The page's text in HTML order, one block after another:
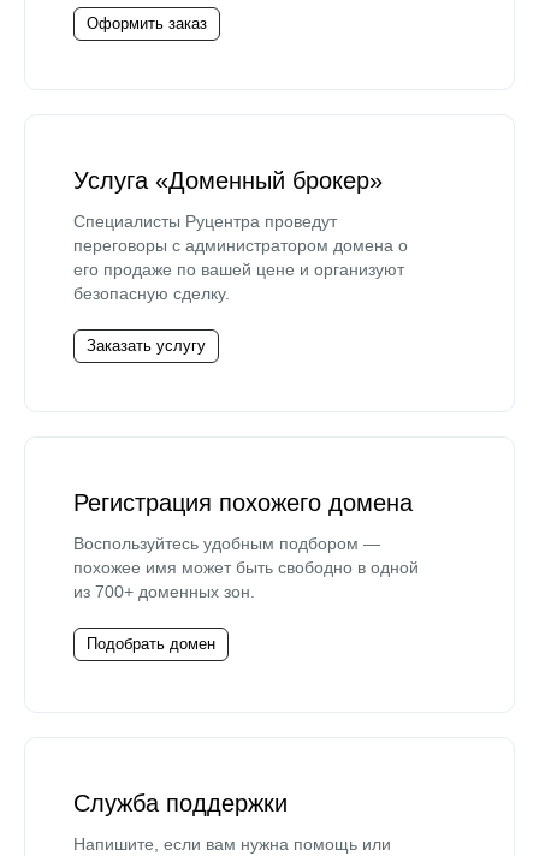
Оформить заказ
Услуга «Доменный брокер»
Специалисты Руцентра проведут
переговоры с администратором домена о
его продаже по вашей цене и организуют
безопасную сделку.
Заказать услугу
Регистрация похожего домена
Воспользуйтесь удобным подбором —
похожее имя может быть свободно в одной
из 700+ доменных зон.
Подобрать домен
Служба поддержки
Напишите, если вам нужна помощь или